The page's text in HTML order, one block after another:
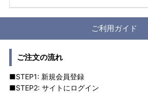
ご利用ガイド
ご注文の流れ
■STEP1: 新規会員登録
■STEP2: サイトにログイン